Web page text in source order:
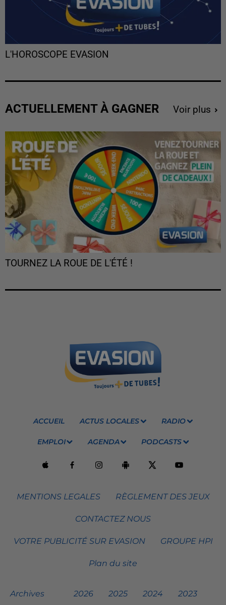
L'HOROSCOPE EVASION
ACTUELLEMENT À GAGNER Voir plus
TOURNEZ LA ROUE DE L'ÉTÉ !
ACCUEIL ACTUS LOCALES RADIO
EMPLOI AGENDA PODCASTS
MENTIONS LEGALES RÈGLEMENT DES JEUX
CONTACTEZ NOUS
VOTRE PUBLICITÉ SUR EVASION GROUPE HPI
Plan du site
Archives 2026 2025 2024 2023